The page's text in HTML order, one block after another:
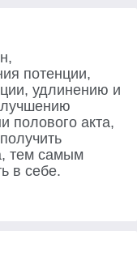
потенции,
удлинению и
полового акта,
тем самым
в себе.